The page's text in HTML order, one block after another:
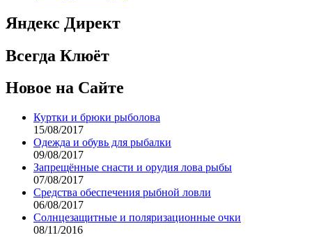
Яндекс Директ
Всегда Клюёт
Новое на Сайте
Куртки и брюки рыболова
15/08/2017
Одежда и обувь для рыбалки
09/08/2017
Запрещённые снасти и орудия лова рыбы
07/08/2017
Средства обеспечения рыбной ловли
06/08/2017
Солнцезащитные и поляризационные очки
08/11/2016